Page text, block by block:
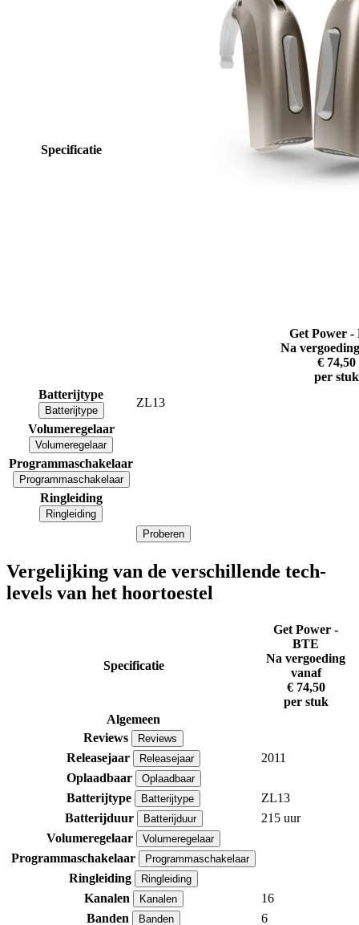
Specificatie
Get Power -
Na
€ 74,50
per stuk
Batterijtype
Batterijtype
ZL13
Volumeregelaar
Volumeregelaar
Programmaschakelaar
Programmaschakelaar
Ringleiding
Ringleiding
Proberen
Vergelijking van de verschillende tech-
levels van het hoortoestel
Specificatie
Get Power -
BTE
Na vergoeding
vanaf
€ 74,50
per stuk
Algemeen
Reviews
Reviews
Releasejaar Releasejaar
2011
Oplaadbaar
Oplaadbaar
Batterijtype Batterijtype
ZL13
Batterijduur
Batterijduur
215 uur
Volumeregelaar
Volumeregelaar
Programmaschakelaar Programmaschakelaar
Ringleiding Ringleiding
Kanalen Kanalen
16
Banden
Banden 6